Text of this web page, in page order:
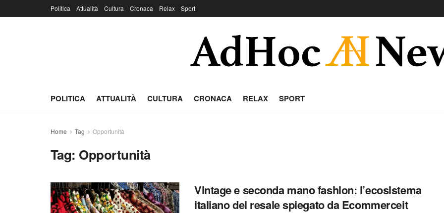
Politica Attualità Cultura Cronaca Relax Sport
POLITICA ATTUALITÀ CULTURA CRONACA RELAX SPORT
Home Tag Opportunità
Tag: Opportunità
Vintage e seconda mano fashion: l’ecosistema
italiano del resale spiegato da Ecommerceit